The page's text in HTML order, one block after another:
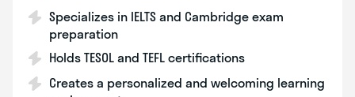
Specializes in IELTS and Cambridge exam
preparation
Holds TESOL and TEFL certifications
Creates a personalized and welcoming learning